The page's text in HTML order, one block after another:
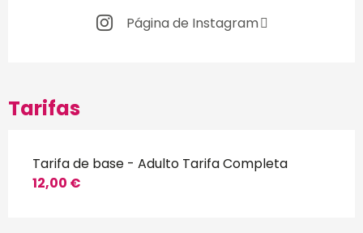
Página de Instagram
Tarifas
Tarifa de base - Adulto Tarifa Completa
12,00 €